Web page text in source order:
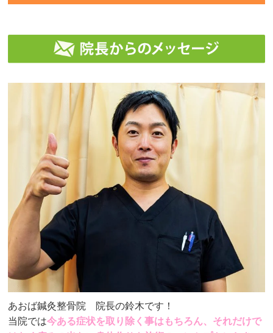
あおば鍼灸整骨院 院長の鈴木です！
当院では今ある症状を取り除く事はもちろん、それだけで